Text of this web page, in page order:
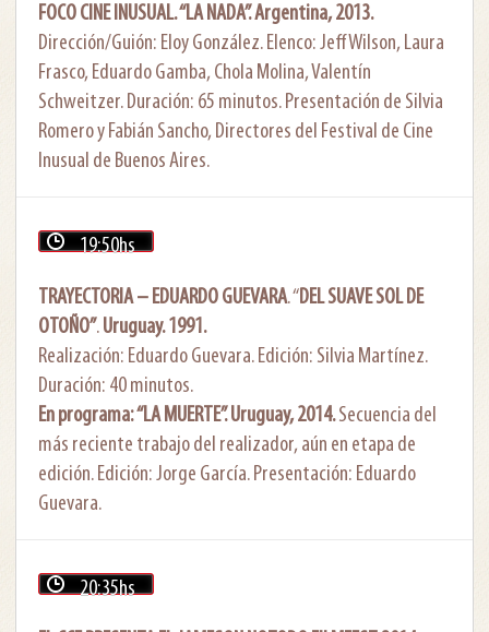
FOCO CINE INUSUAL. “LA NADA”. Argentina, 2013.
Dirección/Guión: Eloy González. Elenco: Jeff Wilson, Laura
Frasco, Eduardo Gamba, Chola Molina, Valentín
Schweitzer. Duración: 65 minutos. Presentación de Silvia
Romero y Fabián Sancho, Directores del Festival de Cine
Inusual de Buenos Aires.
19:50hs
TRAYECTORIA – EDUARDO GUEVARA. “DEL SUAVE SOL DE
OTOÑO”.Uruguay. 1991.
Realización: Eduardo Guevara. Edición: Silvia Martínez.
Duración: 40 minutos.
En programa: “LA MUERTE”. Uruguay, 2014.Secuencia del
más reciente trabajo del realizador, aún en etapa de
edición. Edición: Jorge García. Presentación: Eduardo
Guevara.
20:35hs